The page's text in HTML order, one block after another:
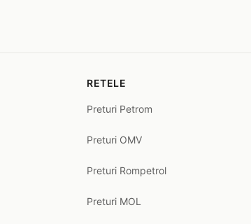
RETELE
Preturi Petrom
Preturi OMV
Preturi Rompetrol
Preturi MOL